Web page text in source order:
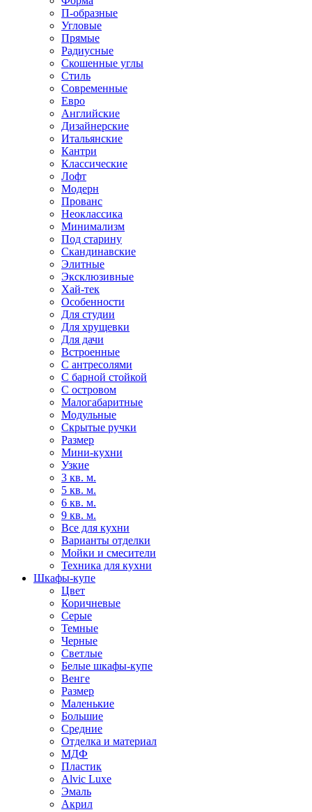
П-образные
Угловые
Прямые
Радиусные
Скошенные углы
Стиль
Современные
Евро
Английские
Дизайнерские
Итальянские
Кантри
Классические
Лофт
Модерн
Прованс
Неоклассика
Минимализм
Под старину
Скандинавские
Элитные
Эксклюзивные
Хай-тек
Особенности
Для студии
Для хрущевки
Для дачи
Встроенные
С антресолями
С барной стойкой
С островом
Малогабаритные
Модульные
Скрытые ручки
Размер
Мини-кухни
Узкие
3 кв. м.
5 кв. м.
6 кв. м.
9 кв. м.
Все для кухни
Варианты отделки
Мойки и смесители
Техника для кухни
Шкафы-купе
Цвет
Коричневые
Серые
Темные
Черные
Светлые
Белые шкафы-купе
Венге
Размер
Маленькие
Большие
Средние
Отделка и материал
МДФ
Пластик
Alvic Luxe
Эмаль
Акрил